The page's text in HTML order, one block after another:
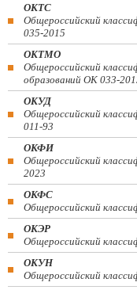
ОКТС
Общероссийский
035-2015
ОКТМО
Общероссийский
образований ОК 033-
ОКУД
Общероссийский
011-93
ОКФИ
Общероссийский
2023
ОКФС
Общероссийский
ОКЭР
Общероссийский
ОКУН
Общероссийский